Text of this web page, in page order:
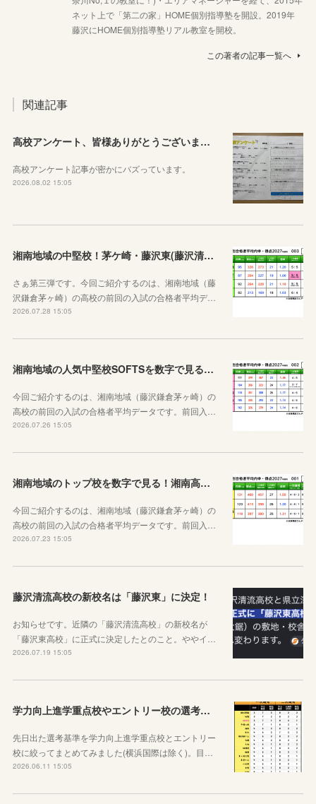
ネット上で「第二の家」HOME個別指導塾を開設。2019年
藤沢にHOME個別指導塾リアル教室を開校。
この著者の記事一覧へ
関連記事
高校アンケート、皆様ありがとうございました！
高校アンケート記事が密かにバズっています。
2026.08.02 15:05
湘南地域の中堅校！茅ケ崎・藤沢東(藤沢清流)、藤沢総合、茅ヶ崎西浜高校
さぁ第三弾です。今回ご紹介するのは、湘南地域（藤
沢鎌倉茅ヶ崎）の高校の前回の入試の合格者平均デ…
2026.07.28 15:05
湘南地域の人気中堅校SOFTSを数字で見る！七里ガ浜、大船、藤沢西、湘南台、鶴嶺高校編
今回ご紹介するのは、湘南地域（藤沢鎌倉茅ヶ崎）の
高校の前回の入試の合格者平均データです。前回入…
2026.07.26 15:05
湘南地域のトップ校を数字で見る！湘南高校&鎌倉高校&茅ケ崎北陵高校
今回ご紹介するのは、湘南地域（藤沢鎌倉茅ヶ崎）の
高校の前回の入試の合格者平均データです。前回入…
2026.07.23 15:05
藤沢清流高校の新校名は「藤沢東」に決定！
お知らせです。近隣の「藤沢清流高校」の新校名が
「藤沢東高校」に正式に決定したとのこと。ややイ…
2026.07.19 15:05
学力向上進学重点校やエントリー校の選考基準比べ
先日出た選考基準を学力向上進学重点校とエントリー
校に絞ってまとめてみました(横浜国際は除く)。目…
2026.06.11 15:05